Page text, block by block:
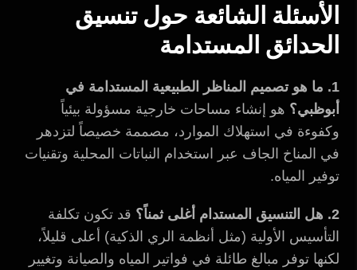
الأسئلة الشائعة حول تنسيق
الحدائق المستدامة
1. ما هو تصميم المناظر الطبيعية المستدامة في
أبوظبي؟ هو إنشاء مساحات خارجية مسؤولة بيئياً
وكفوءة في استهلاك الموارد، مصممة خصيصاً لتزدهر
في المناخ الجاف عبر استخدام النباتات المحلية وتقنيات
توفير المياه.
2. هل التنسيق المستدام أغلى ثمناً؟
قد تكون تكلفة
التأسيس الأولية (مثل أنظمة الري الذكية) أعلى قليلاً،
لكنها توفر مبالغ طائلة في فواتير المياه والصيانة وتغيير